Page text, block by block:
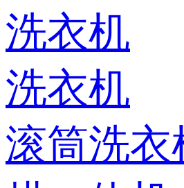
洗衣机
洗衣机
滚筒洗衣